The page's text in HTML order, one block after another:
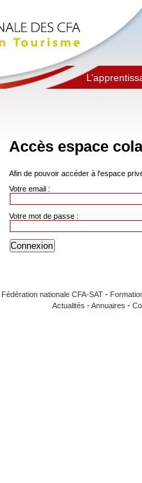
Accès espace
Afin de pouvoir accéder à l'espace
Votre email :
Votre mot de passe :
Fédération nationale CFA-SAT -
Actualités -Annuaires -